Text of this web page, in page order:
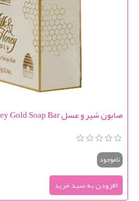
صابون شیر و عسل Milk & Honey Gold Soap Bar
ناموجود